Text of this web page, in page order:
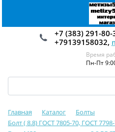
+7 (383) 291-
+79139158032,
Время
Пн-Пт
Главная Каталог
Болты
Болт ( 8.8) ГОСТ 7805-70, ГОСТ